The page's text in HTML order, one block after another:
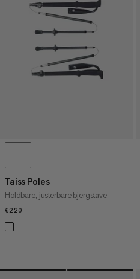
Taiss Poles
Holdbare, justerbare bjergstave
€220